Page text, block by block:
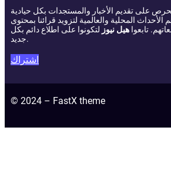
على تقديم الأخبار والمستجدات بكل حيادية
المحلية والعالمية لتزويد قرائنا بمحتوى
تابعوا هيل نيوز لتكونوا على اطلاع دائم بكل
جديد.
اشتراك
© 2024 – FastX theme